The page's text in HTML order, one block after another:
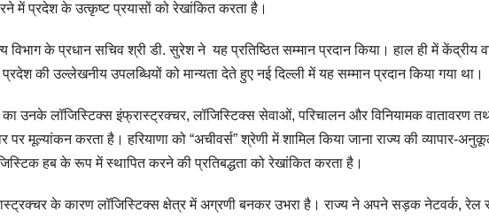
में प्रदेश के उत्कृष्ट प्रयासों को रेखांकित करता है।
विभाग के प्रधान सचिव श्री डी. सुरेश ने यह प्रतिष्ठित सम्मान प्रदान किया। हाल ही में केंद्रीय
प्रदेश की उल्लेखनीय उपलब्धियों को मान्यता देते हुए नई दिल्ली में यह सम्मान प्रदान किया गया
का उनके लॉजिस्टिक्स इंफ्रास्ट्रक्चर, लॉजिस्टिक्स सेवाओं, परिचालन और विनियामक वातावरण
मूल्यांकन करता है। हरियाणा को “अचीवर्स” श्रेणी में शामिल किया जाना राज्य की व्यापार-
हब के रूप में स्थापित करने की प्रतिबद्धता को रेखांकित करता है।
के कारण लॉजिस्टिक्स क्षेत्र में अग्रणी बनकर उभरा है। राज्य ने अपने सड़क नेटवर्क, रेल